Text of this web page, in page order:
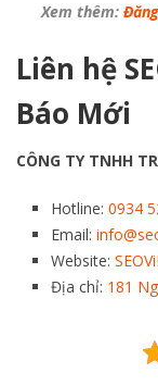
Xem thêm:
Liên hệ
Báo Mới
CÔNG TY TNHH
Hotline: 0934
Email:
Website:
Địa chỉ: 181